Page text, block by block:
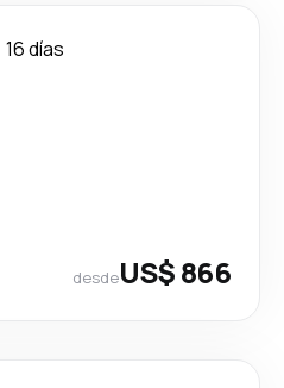
16 días
desdeUS$ 866